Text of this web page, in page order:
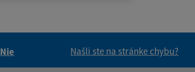
Nie
Našli ste na stránke chybu?